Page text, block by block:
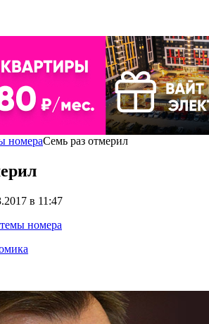
номераСемь раз отмерил
в 11:47
номера